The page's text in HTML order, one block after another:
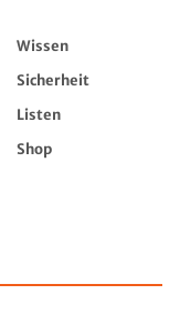
Wissen
Sicherheit
Listen
Shop